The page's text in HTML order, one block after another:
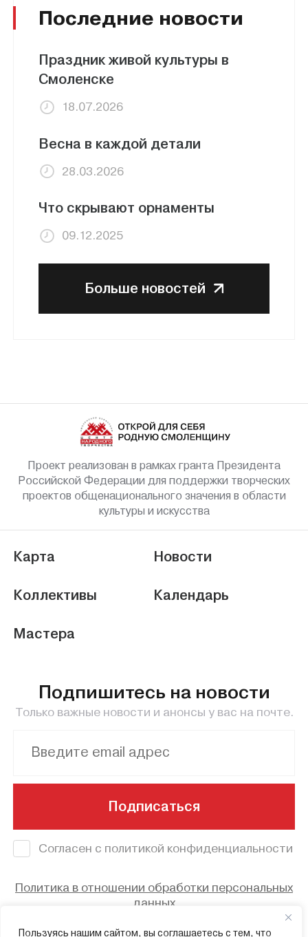
Пользуясь нашим сайтом, вы соглашаетесь с тем, что
Последние новости
Праздник живой культуры в
Смоленске
18.07.2026
Весна в каждой детали
28.03.2026
Что скрывают орнаменты
09.12.2025
Больше новостей
Проект реализован в рамках гранта Президента
Российской Федерации для поддержки творческих
проектов общенационального значения в области
культуры и искусства
Карта
Коллективы
Мастера
Новости
Календарь
© 2023 - Смоленский областной центр
Политика в отношении обработки персональных
данных
Подпишитесь на новости
Только важные новости и анонсы у вас на почте.
Подписаться
Согласен с политикой конфиденциальности